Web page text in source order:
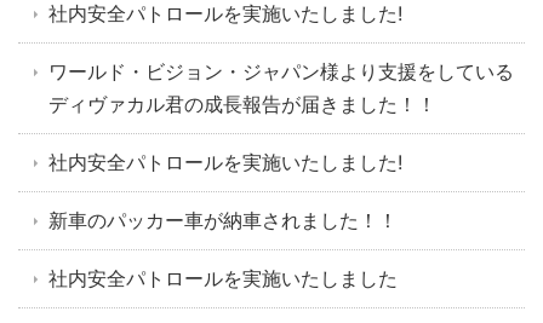
社内安全パトロールを実施いたしました!
ワールド・ビジョン・ジャパン様より支援をしている
ディヴァカル君の成長報告が届きました！！
社内安全パトロールを実施いたしました!
新車のパッカー車が納車されました！！
社内安全パトロールを実施いたしました